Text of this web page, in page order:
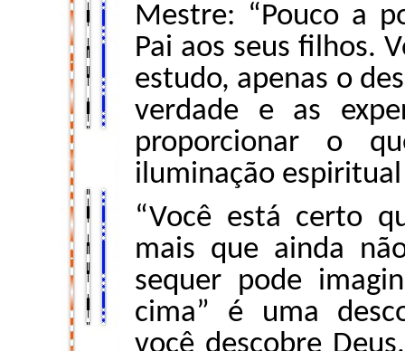
Mestre: “Pouco a
Pai aos seus filhos.
estudo, apenas o
verdade e as
proporcionar o
iluminação
“Você está certo
mais que ainda
sequer pode
cima” é uma